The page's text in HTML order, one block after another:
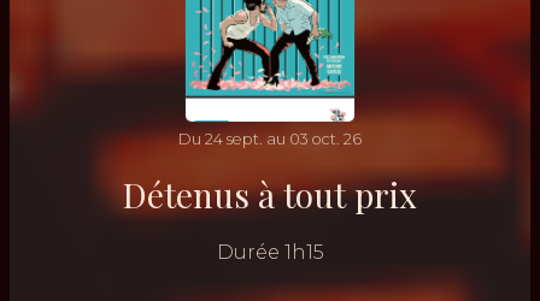
Du 24 sept. au 03 oct. 26
Détenus à tout prix
Durée 1h15